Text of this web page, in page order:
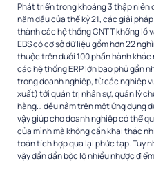
Phát triển trong khoảng 3 thập niên
năm đầu của thế kỷ 21, các giải
thành các hệ thống CNTT khổng lồ
EBS có cơ sở dữ liệu gồm hơn 22
thuộc trên dưới 100 phần hành
các hệ thống ERP lớn bao phủ gần
trong doanh nghiệp, từ các nghiệp
xuất) tới quản trị nhân sự, quản lý
hàng… đều nằm trên một ứng dụng
vậy giúp cho doanh nghiệp có thể
của mình mà không cần khai thác
toán tích hợp qua lại phức tạp. Tuy
vậy dần dần bộc lộ nhiều nhược